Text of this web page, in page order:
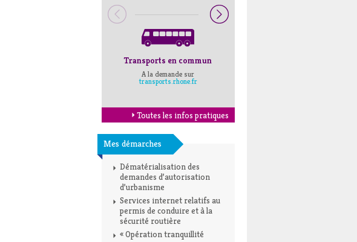
Transports en commun
A la demande sur
transports.rhone.fr
Toutes les infos pratiques
Mes démarches
Dématérialisation des
demandes d’autorisation
d’urbanisme
Services internet relatifs au
permis de conduire et à la
sécurité routière
« Opération tranquillité